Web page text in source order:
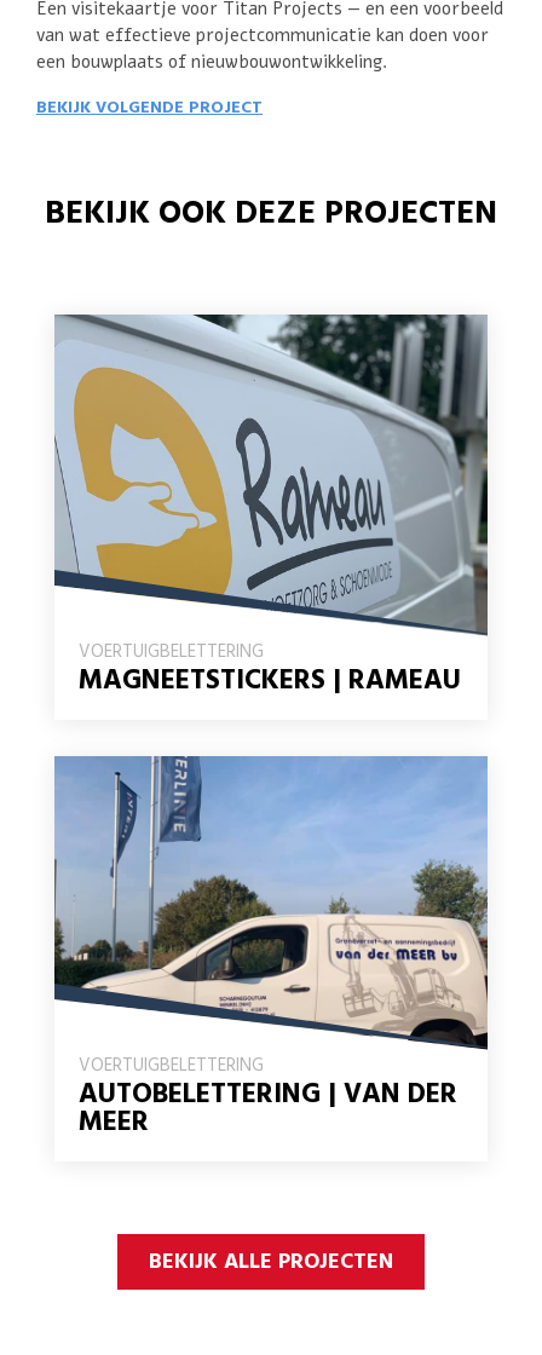
Een visitekaartje voor Titan Projects — en een voorbeeld
van wat effectieve projectcommunicatie kan doen voor
een bouwplaats of nieuwbouwontwikkeling.
BEKIJK VOLGENDE PROJECT
BEKIJK OOK DEZE PROJECTEN
VOERTUIGBELETTERING
MAGNEETSTICKERS | RAMEAU
VOERTUIGBELETTERING
AUTOBELETTERING | VAN DER
MEER
BEKIJK ALLE PROJECTEN